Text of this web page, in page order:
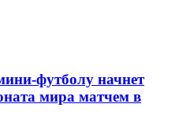
футболу начнет
мира матчем в